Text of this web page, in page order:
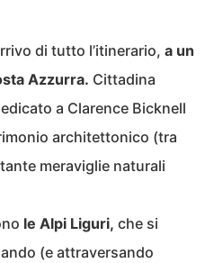
di tutto l’itinerario, a un
Azzurra. Cittadina
a Clarence Bicknell
architettonico (tra
meraviglie naturali
le Alpi Liguri, che si
(e attraversando